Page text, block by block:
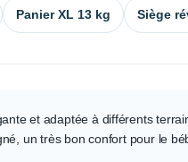
Panier XL 13 kg Siège
et adaptée à différents
un très bon confort pour le